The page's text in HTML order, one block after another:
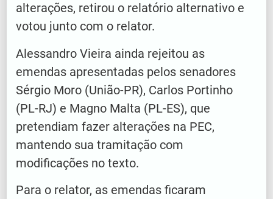
alterações, retirou o relatório alternativo e
votou junto com o relator.
Alessandro Vieira ainda rejeitou as
emendas apresentadas pelos senadores
Sérgio Moro (União-PR), Carlos Portinho
(PL-RJ) e Magno Malta (PL-ES), que
pretendiam fazer alterações na PEC,
mantendo sua tramitação com
modificações no texto.
Para o relator, as emendas ficaram